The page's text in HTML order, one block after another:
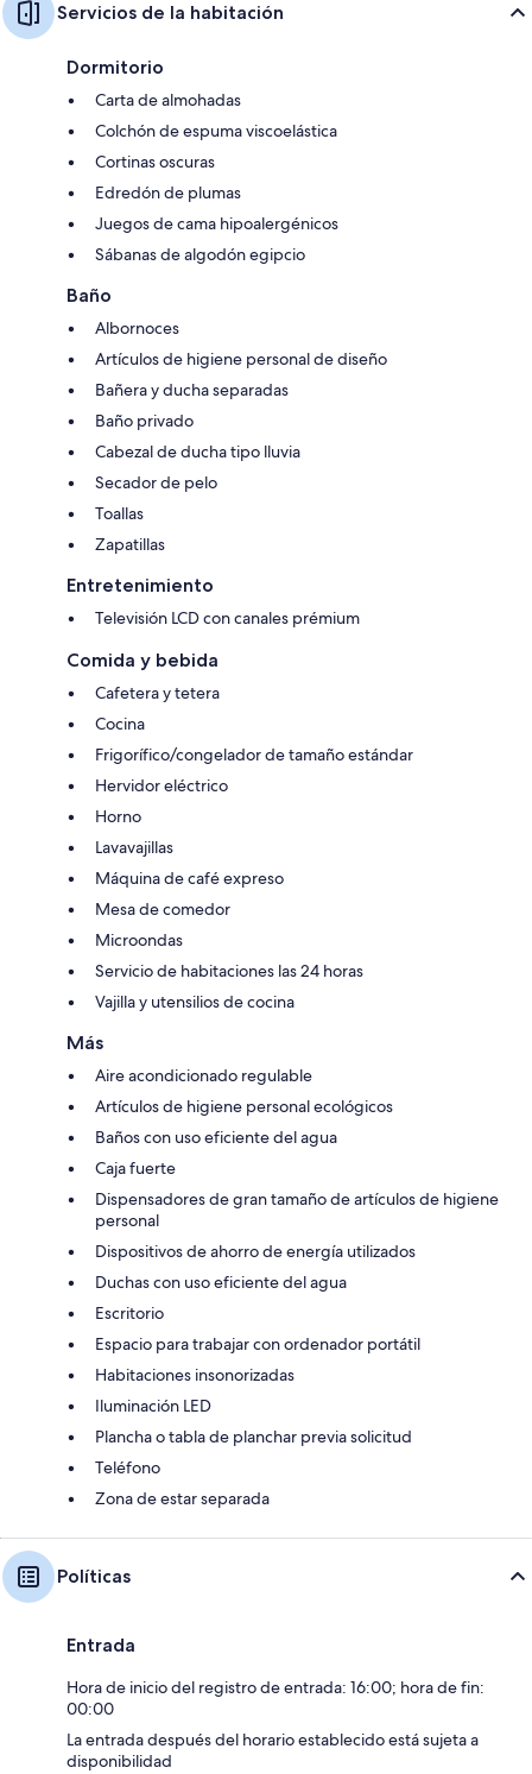
Servicios de la habitación
Dormitorio
Carta de almohadas
Colchón de espuma viscoelástica
Cortinas oscuras
Edredón de plumas
Juegos de cama hipoalergénicos
Sábanas de algodón egipcio
Baño
Albornoces
Artículos de higiene personal de diseño
Bañera y ducha separadas
Baño privado
Cabezal de ducha tipo lluvia
Secador de pelo
Toallas
Zapatillas
Entretenimiento
Televisión LCD con canales prémium
Comida y bebida
Cafetera y tetera
Cocina
Frigorífico/congelador de tamaño estándar
Hervidor eléctrico
Horno
Lavavajillas
Máquina de café expreso
Mesa de comedor
Microondas
Servicio de habitaciones las 24 horas
Vajilla y utensilios de cocina
Más
Aire acondicionado regulable
Artículos de higiene personal ecológicos
Baños con uso eficiente del agua
Caja fuerte
Dispensadores de gran tamaño de artículos de higiene
personal
Dispositivos de ahorro de energía utilizados
Duchas con uso eficiente del agua
Escritorio
Espacio para trabajar con ordenador portátil
Habitaciones insonorizadas
Iluminación LED
Plancha o tabla de planchar previa solicitud
Teléfono
Zona de estar separada
Políticas
Entrada
Hora de inicio del registro de entrada: 16:00; hora de fin:
00:00
La entrada después del horario establecido está sujeta a
disponibilidad